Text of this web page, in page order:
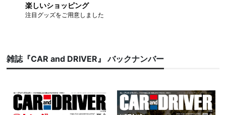
楽しいショッピング
注目グッズをご用意しました
雑誌『CAR and DRIVER』 バックナンバー